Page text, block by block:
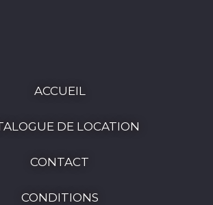
ACCUEIL
DE LOCATION
CONTACT
CONDITIONS